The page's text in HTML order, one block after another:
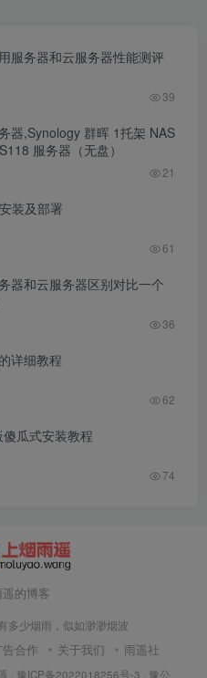
服务器和云服务器性能测评
39
器,Synology 群晖 1托架 NAS
服务器（无盘）
21
装及部署
61
器和云服务器区别对比一个
36
详细教程
62
瓜式安装教程
74
的博客
多少烟雨，似如渺渺烟波
告合作 关于我们 雨遥社
· 豫ICP备2022018256号-3 · 豫公